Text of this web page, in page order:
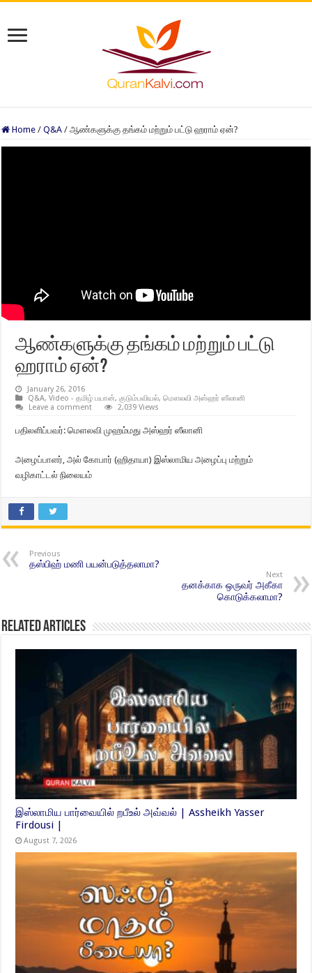
Home / Q&A / ஆண்களுக்கு தங்கம் மற்றும் பட்டு ஹராம் ஏன்?
ஆண்களுக்கு தங்கம் மற்றும் பட்டு
ஹராம் ஏன்?
January 26, 2016
Q&A,Video - தமிழ் பயான்,குடும்பவியல்,மௌலவி அஸ்ஹர் ஸீலானி
Leave a comment
2,039 Views
பதிலளிப்பவர்: மௌலவி முஹம்மது அஸ்ஹர் ஸீலானி
அழைப்பாளர், அல் கோபார் (ஹிதாயா) இஸ்லாமிய அழைப்பு மற்றும்
வழிகாட்டல் நிலையம்
Previous
தஸ்பிஹ் மணி பயன்படுத்தலாமா?
Next
தனக்காக ஒருவர் அகீகா
கொடுக்கலாமா?
Related Articles
இஸ்லாமிய பார்வையில் றபீஉல் அவ்வல் | Assheikh Yasser
Firdousi |
August 7, 2026